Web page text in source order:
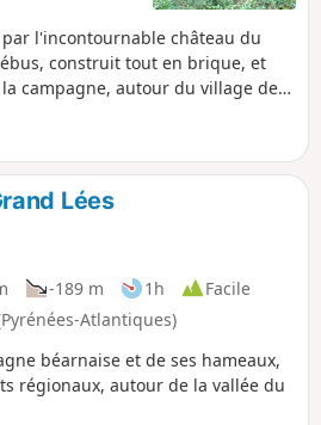
l'incontournable château du
construit tout en brique, et
campagne, autour du village de
Lées
-189 m 1h
Facile
Atlantiques)
béarnaise et de ses hameaux,
régionaux, autour de la vallée du